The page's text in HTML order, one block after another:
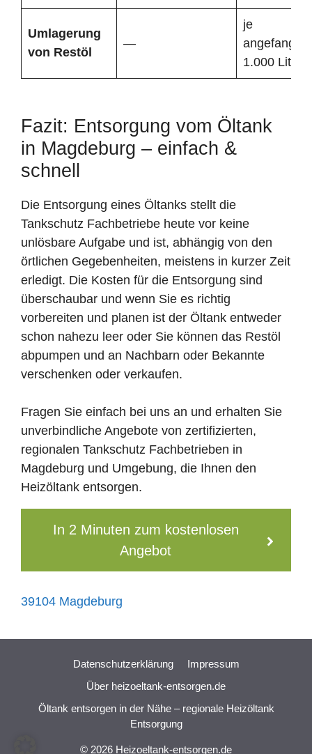
Umlagerung
von Restöl
—
je
1.000 Liter
Fazit: Entsorgung vom Öltank
in Magdeburg – einfach &
schnell
Die Entsorgung eines Öltanks stellt die
Tankschutz Fachbetriebe heute vor keine
unlösbare Aufgabe und ist, abhängig von den
örtlichen Gegebenheiten, meistens in kurzer Zeit
erledigt. Die Kosten für die Entsorgung sind
überschaubar und wenn Sie es richtig
vorbereiten und planen ist der Öltank entweder
schon nahezu leer oder Sie können das Restöl
abpumpen und an Nachbarn oder Bekannte
verschenken oder verkaufen.
Fragen Sie einfach bei uns an und erhalten Sie
unverbindliche Angebote von zertifizierten,
regionalen Tankschutz Fachbetrieben in
Magdeburg und Umgebung, die Ihnen den
Heizöltank entsorgen.
In 2 Minuten zum kostenlosen
Angebot
39104 Magdeburg
Datenschutzerklärung
Impressum
Über heizoeltank-entsorgen.de
Öltank entsorgen in der Nähe – regionale Heizöltank
Entsorgung
© 2026 Heizoeltank-entsorgen.de